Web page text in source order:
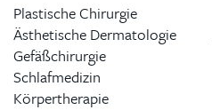
Plastische Chirurgie
Ästhetische Dermatologie
Gefäßchirurgie
Schlafmedizin
Körpertherapie